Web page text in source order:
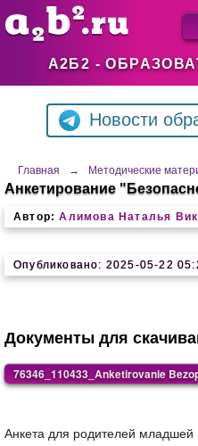
А2Б2 -
Новости
Главная → Методические
Анкетирование
Автор: Алимова Наталья
Опубликовано: 2025-05-22
Документы для
76346_110433_Anketirovanie
Анкета для родителей младшей